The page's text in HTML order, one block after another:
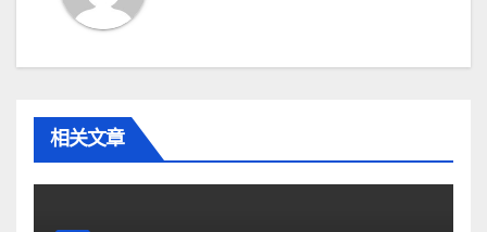
相关文章